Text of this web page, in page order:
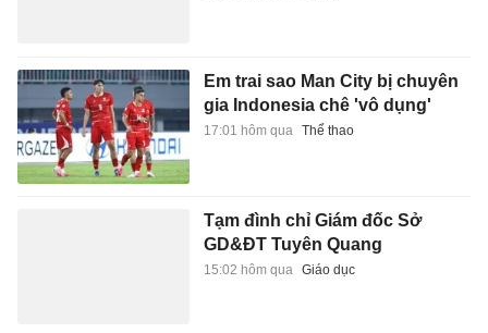
Em trai sao Man City bị chuyên
gia Indonesia chê 'vô dụng'
17:01 hôm qua Thể thao
Tạm đình chỉ Giám đốc Sở
GD&ĐT Tuyên Quang
15:02 hôm qua Giáo dục